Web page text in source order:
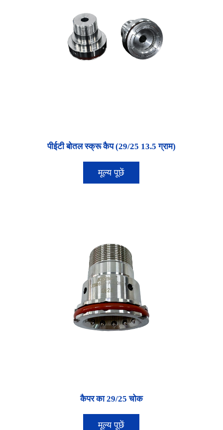
पीईटी बोतल स्क्रू कैप (29/25 13.5 ग्राम)
मूल्य पूछें
कैपर का 29/25 चोक
मूल्य पूछें